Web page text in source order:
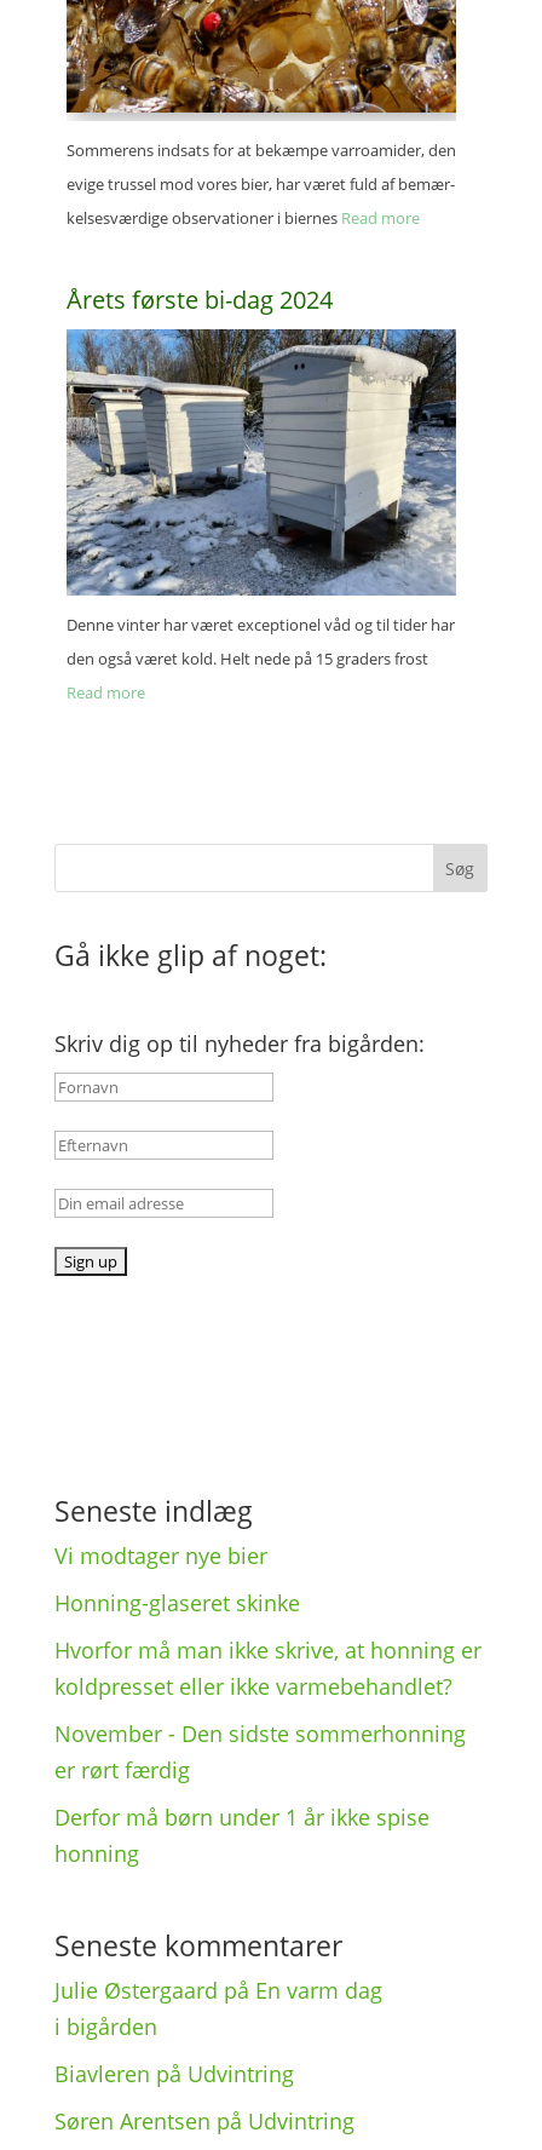
Somme­rens indsats for at bekæm­pe varro­a­mi­der, den
evige trus­sel mod vores bier, har været fuld af bemær­
kel­ses­vær­di­ge obser­va­tio­ner i bier­nes Read more
Årets første bi-dag 2024
Denne vinter har været excep­tio­nel våd og til tider har
den også været kold. Helt nede på 15 graders frost
Read more
Søg
Gå ikke glip af noget:
Skriv dig op til nyheder fra bigården:
Seneste indlæg
Vi modta­ger nye bier
Honning-glase­ret skinke
Hvor­for må man ikke skrive, at honning er
kold­pres­set eller ikke varmebehandlet?
Novem­ber - Den sidste sommer­hon­ning
er rørt færdig
Derfor må børn under 1 år ikke spise
honning
Seneste kommentarer
Julie Østergaard på En varm dag
i bigården
Biavleren på Udvin­tring
Søren Arentsen på Udvin­tring